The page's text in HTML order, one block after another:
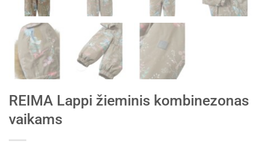
REIMA Lappi žieminis kombinezonas
vaikams